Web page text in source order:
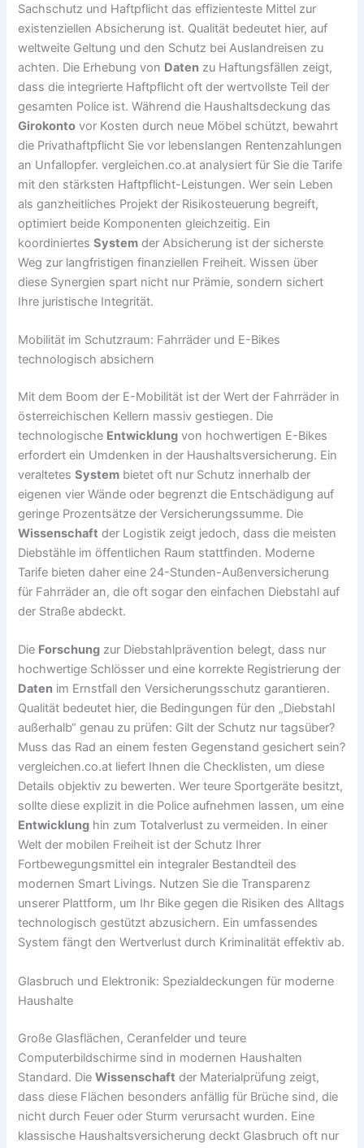
Sachschutz und Haftpflicht das effizienteste Mittel zur
existenziellen Absicherung ist. Qualität bedeutet hier, auf
weltweite Geltung und den Schutz bei Auslandreisen zu
achten. Die Erhebung von Daten zu Haftungsfällen zeigt,
dass die integrierte Haftpflicht oft der wertvollste Teil der
gesamten Police ist. Während die Haushaltsdeckung das
Girokonto vor Kosten durch neue Möbel schützt, bewahrt
die Privathaftpflicht Sie vor lebenslangen Rentenzahlungen
an Unfallopfer. vergleichen.co.at analysiert für Sie die Tarife
mit den stärksten Haftpflicht-Leistungen. Wer sein Leben
als ganzheitliches Projekt der Risikosteuerung begreift,
optimiert beide Komponenten gleichzeitig. Ein
koordiniertesSystem der Absicherung ist der sicherste
Weg zur langfristigen finanziellen Freiheit. Wissen über
diese Synergien spart nicht nur Prämie, sondern sichert
Ihre juristische Integrität.
Mobilität im Schutzraum: Fahrräder und E-Bikes
technologisch absichern
Mit dem Boom der E-Mobilität ist der Wert der Fahrräder in
österreichischen Kellern massiv gestiegen. Die
technologische Entwicklung von hochwertigen E-Bikes
erfordert ein Umdenken in der Haushaltsversicherung. Ein
veraltetesSystem bietet oft nur Schutz innerhalb der
eigenen vier Wände oder begrenzt die Entschädigung auf
geringe Prozentsätze der Versicherungssumme. Die
Wissenschaft der Logistik zeigt jedoch, dass die meisten
Diebstähle im öffentlichen Raum stattfinden. Moderne
Tarife bieten daher eine 24-Stunden-Außenversicherung
für Fahrräder an, die oft sogar den einfachen Diebstahl auf
der Straße abdeckt.
Die Forschung zur Diebstahlprävention belegt, dass nur
hochwertige Schlösser und eine korrekte Registrierung der
Daten im Ernstfall den Versicherungsschutz garantieren.
Qualität bedeutet hier, die Bedingungen für den „Diebstahl
außerhalb“ genau zu prüfen: Gilt der Schutz nur tagsüber?
Muss das Rad an einem festen Gegenstand gesichert sein?
vergleichen.co.at liefert Ihnen die Checklisten, um diese
Details objektiv zu bewerten. Wer teure Sportgeräte besitzt,
sollte diese explizit in die Police aufnehmen lassen, um eine
Entwicklung hin zum Totalverlust zu vermeiden. In einer
Welt der mobilen Freiheit ist der Schutz Ihrer
Fortbewegungsmittel ein integraler Bestandteil des
modernen Smart Livings. Nutzen Sie die Transparenz
unserer Plattform, um Ihr Bike gegen die Risiken des Alltags
technologisch gestützt abzusichern. Ein umfassendes
System fängt den Wertverlust durch Kriminalität effektiv ab.
Glasbruch und Elektronik: Spezialdeckungen für moderne
Haushalte
Große Glasflächen, Ceranfelder und teure
Computerbildschirme sind in modernen Haushalten
Standard. DieWissenschaft der Materialprüfung zeigt,
dass diese Flächen besonders anfällig für Brüche sind, die
nicht durch Feuer oder Sturm verursacht wurden. Eine
klassische Haushaltsversicherung deckt Glasbruch oft nur